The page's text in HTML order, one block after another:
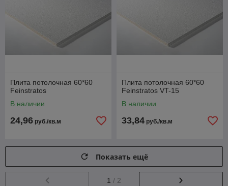
Плита потолочная 60*60
Feinstratos
В наличии
24,96 руб./кв.м
Плита потолочная 60*60
Feinstratos VT-15
В наличии
33,84 руб./кв.м
Показать ещё
1 / 2